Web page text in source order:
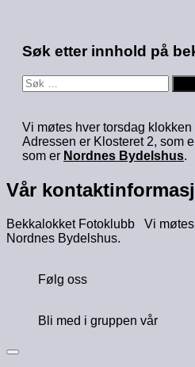
Søk etter innhold på
Søk
etter:
Vi møtes hver torsdag klokken
Adressen er Klosteret 2, som
som er Nordnes Bydelshus.
Vår
Bekkalokket Fotoklubb Vi
Nordnes Bydelshus.
Følg oss
Bli med i gruppen vår